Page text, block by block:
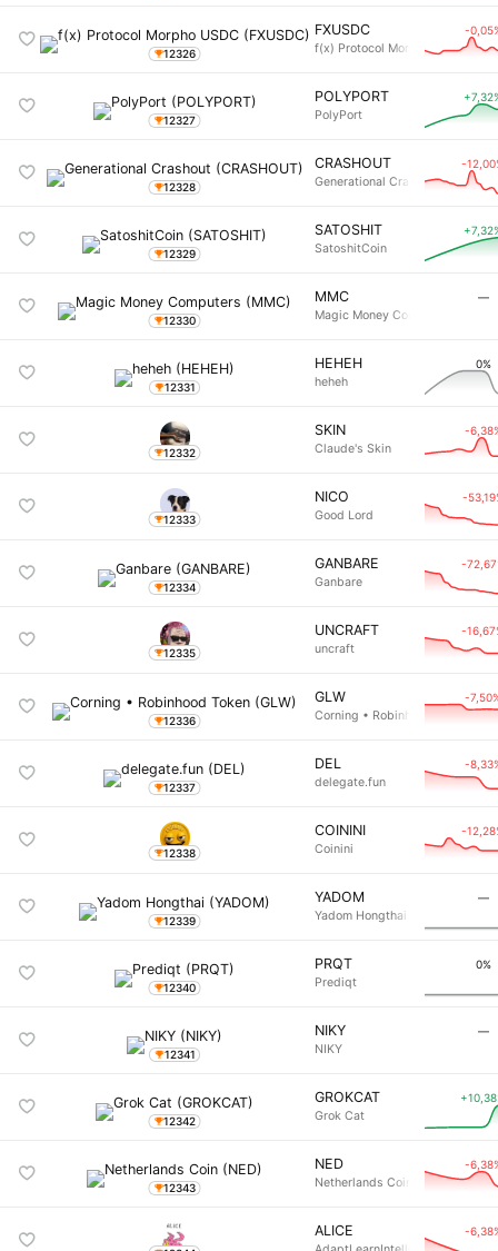
12326
FXUSDC
f(x) Protocol Morpho USDC
-
12327
POLYPORT
PolyPort
12328
CRASHOUT
Generational Crashout
-
12329
SATOSHIT
SatoshitCoin
12330
MMC
Magic Money Computers
―
12331
HEHEH
heheh
0%
12332
SKIN
Claude's Skin
-
12333
NICO
Good Lord
-
12334
GANBARE
Ganbare
-
12335
UNCRAFT
uncraft
-
12336
GLW
Corning • Robinhood Token
-
12337
DEL
delegate.fun
-
12338
COININI
Coinini
-
12339
YADOM
Yadom Hongthai
―
12340
PRQT
Prediqt
0%
12341
NIKY
NIKY
―
12342
GROKCAT
Grok Cat
12343
NED
Netherlands Coin
-
ALICE -